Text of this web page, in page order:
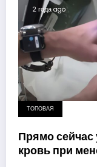
2 года ago
ТОПОВАЯ
Прямо сейчас
кровь при